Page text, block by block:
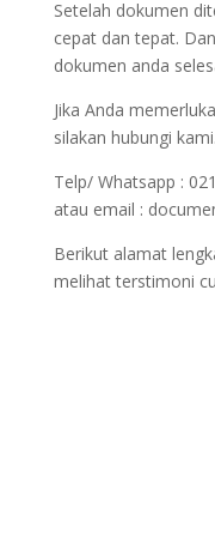
Setelah dokumen
cepat dan tepat.
dokumen anda
Jika Anda
silakan hubungi kami.
Telp/ Whatsapp :
atau email :
Berikut alamat
melihat terstimoni